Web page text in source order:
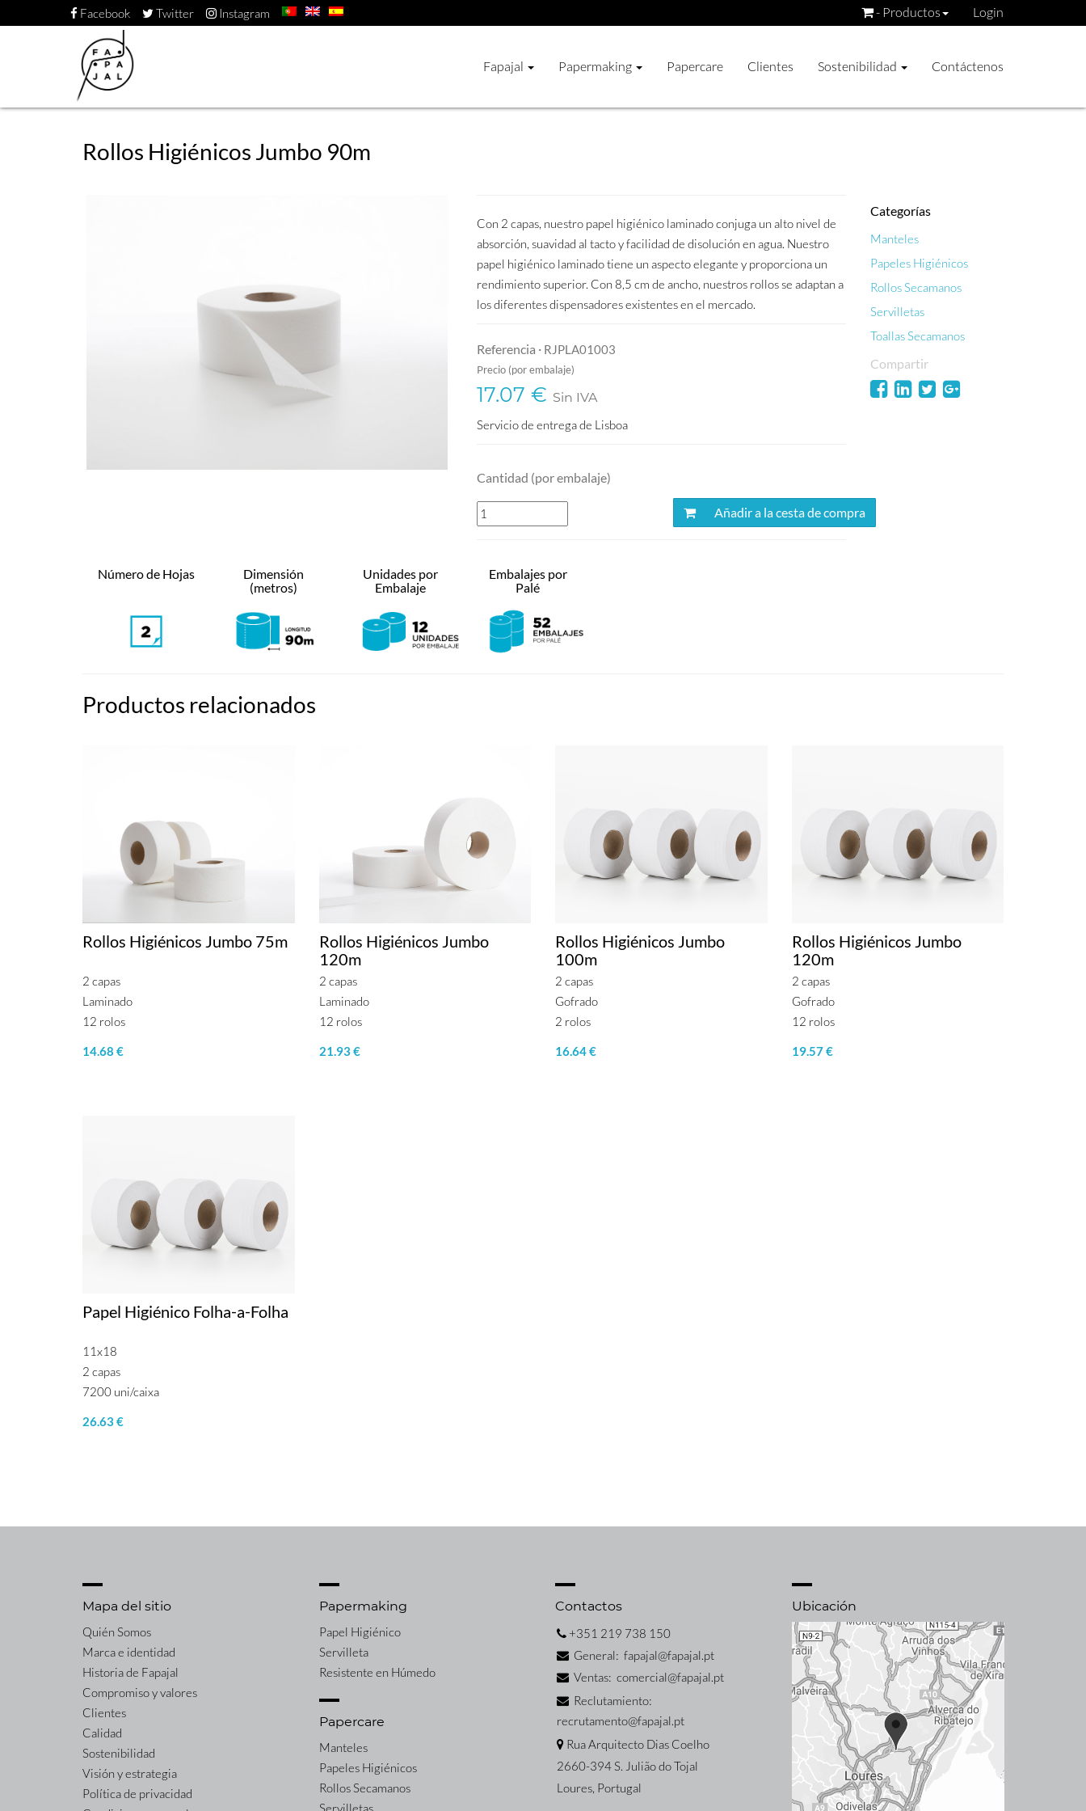
Facebook Twitter Instagram Login
- Productos
Fapajal Papermaking Papercare Clientes Sostenibilidad Contáctenos
Rollos Higiénicos Jumbo 90m
Con 2 capas, nuestro papel higiénico laminado conjuga un alto nivel de
absorción, suavidad al tacto y facilidad de disolución en agua. Nuestro
papel higiénico laminado tiene un aspecto elegante y proporciona un
rendimiento superior. Con 8,5 cm de ancho, nuestros rollos se adaptan a
los diferentes dispensadores existentes en el mercado.
Referencia · RJPLA01003
Precio (por embalaje)
17.07 € Sin IVA
Servicio de entrega de Lisboa
Cantidad (por embalaje)
Añadir a la cesta de compra
Categorías
Manteles
Papeles Higiénicos
Rollos Secamanos
Servilletas
Toallas Secamanos
Compartir
Número de Hojas
Dimensión
(metros)
Unidades por
Embalaje
Embalajes por
Palé
Productos relacionados
Rollos Higiénicos Jumbo 75m
2 capas
Laminado
12 rolos
14.68 €
Rollos Higiénicos Jumbo
120m
2 capas
Laminado
12 rolos
21.93 €
Rollos Higiénicos Jumbo
100m
2 capas
Gofrado
2 rolos
16.64 €
Rollos Higiénicos Jumbo
120m
2 capas
Gofrado
12 rolos
19.57 €
Papel Higiénico Folha-a-Folha
11x18
2 capas
7200 uni/caixa
26.63 €
Mapa del sitio
Quién Somos
Marca e identidad
Historia de Fapajal
Compromiso y valores
Clientes
Calidad
Sostenibilidad
Visión y estrategia
Política de privacidad
Papermaking
Papel Higiénico
Servilleta
Resistente en Húmedo
Papercare
Manteles
Papeles Higiénicos
Rollos Secamanos
Servilletas
Contactos
+351 219 738 150
General: fapajal@fapajal.pt
Ventas: comercial@fapajal.pt
Reclutamiento:
recrutamento@fapajal.pt
Rua Arquitecto Dias Coelho
2660-394 S. Julião do Tojal
Loures, Portugal
Ubicación